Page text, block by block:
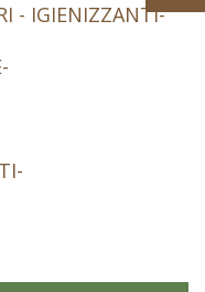
- IGIENIZZANTI-